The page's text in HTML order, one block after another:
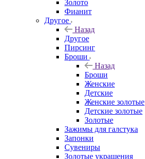
Золото
Фианит
Другое
Назад
Другое
Пирсинг
Броши
Назад
Броши
Женские
Детские
Женские золотые
Детские золотые
Золотые
Зажимы для галстука
Запонки
Сувениры
Золотые украшения